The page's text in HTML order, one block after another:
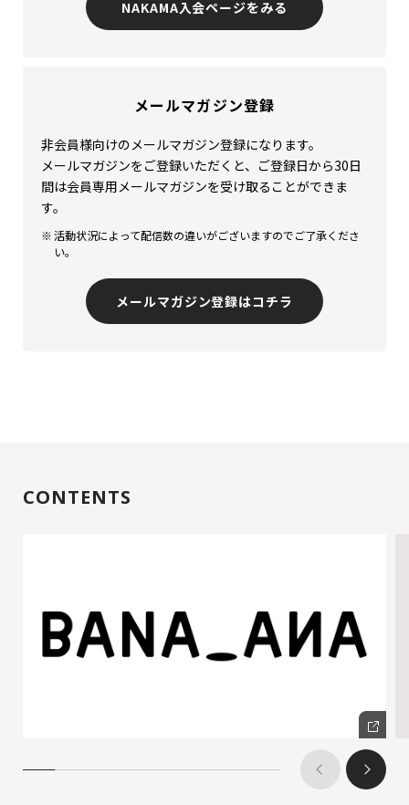
NAKAMA入会ページをみる
メールマガジン登録
非会員様向けのメールマガジン登録になります。
メールマガジンをご登録いただくと、ご登録日から30日
間は会員専用メールマガジンを受け取ることができま
す。
活動状況によって配信数の違いがございますのでご了承くださ
い。
メールマガジン登録はコチラ
CONTENTS